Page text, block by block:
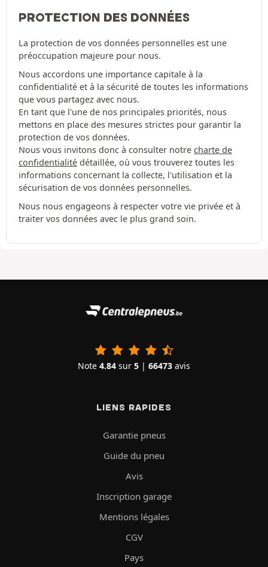
PROTECTION DES DONNÉES
La protection de vos données personnelles est une
préoccupation majeure pour nous.
Nous accordons une importance capitale à la
confidentialité et à la sécurité de toutes les informations
que vous partagez avec nous.
En tant que l'une de nos principales priorités, nous
mettons en place des mesures strictes pour garantir la
protection de vos données.
Nous vous invitons donc à consulter notre charte de
confidentialité détaillée, où vous trouverez toutes les
informations concernant la collecte, l'utilisation et la
sécurisation de vos données personnelles.
Nous nous engageons à respecter votre vie privée et à
traiter vos données avec le plus grand soin.
Note 4.84 sur 5 | 66473 avis
LIENS RAPIDES
Garantie pneus
Guide du pneu
Avis
Inscription garage
Mentions légales
CGV
Pays